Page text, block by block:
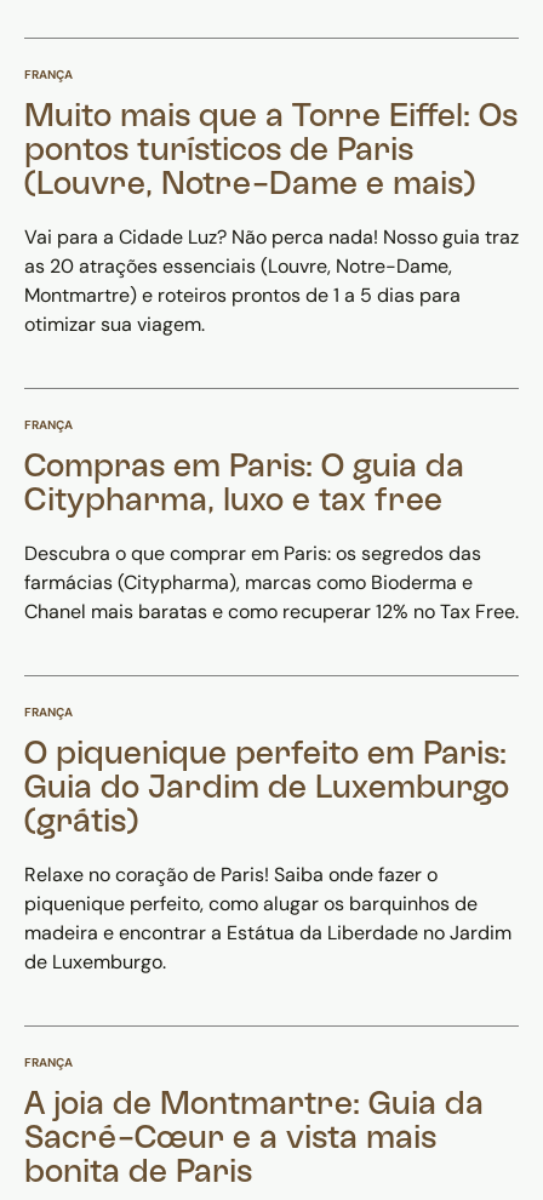
FRANÇA
Muito mais que a Torre Eiffel: Os
pontos turísticos de Paris
(Louvre, Notre-Dame e mais)
Vai para a Cidade Luz? Não perca nada! Nosso guia traz
as 20 atrações essenciais (Louvre, Notre-Dame,
Montmartre) e roteiros prontos de 1 a 5 dias para
otimizar sua viagem.
FRANÇA
Compras em Paris: O guia da
Citypharma, luxo e tax free
Descubra o que comprar em Paris: os segredos das
farmácias (Citypharma), marcas como Bioderma e
Chanel mais baratas e como recuperar 12% no Tax Free.
FRANÇA
O piquenique perfeito em Paris:
Guia do Jardim de Luxemburgo
(grátis)
Relaxe no coração de Paris! Saiba onde fazer o
piquenique perfeito, como alugar os barquinhos de
madeira e encontrar a Estátua da Liberdade no Jardim
de Luxemburgo.
FRANÇA
A joia de Montmartre: Guia da
Sacré-Cœur e a vista mais
bonita de Paris